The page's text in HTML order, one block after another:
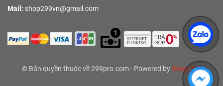
Mail: shop299vn@gmail.com
© Bản quyền thuộc về 299pro.com - Powered byShop 299